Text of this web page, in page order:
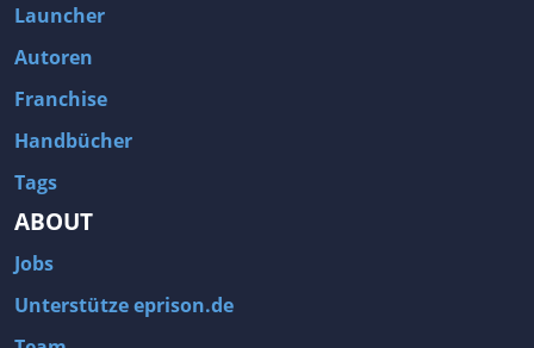
Launcher
Autoren
Franchise
Handbücher
Tags
ABOUT
Jobs
Unterstütze eprison.de